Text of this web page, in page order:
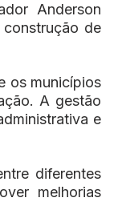
Anderson
de
os municípios
A gestão
e
diferentes
melhorias